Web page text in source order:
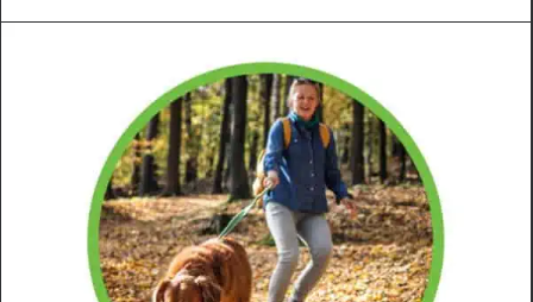
TOEVOEGEN AAN WINKELWAGEN